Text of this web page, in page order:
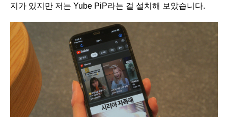
지가 있지만 저는 Yube PiP라는 걸 설치해 보았습니다.